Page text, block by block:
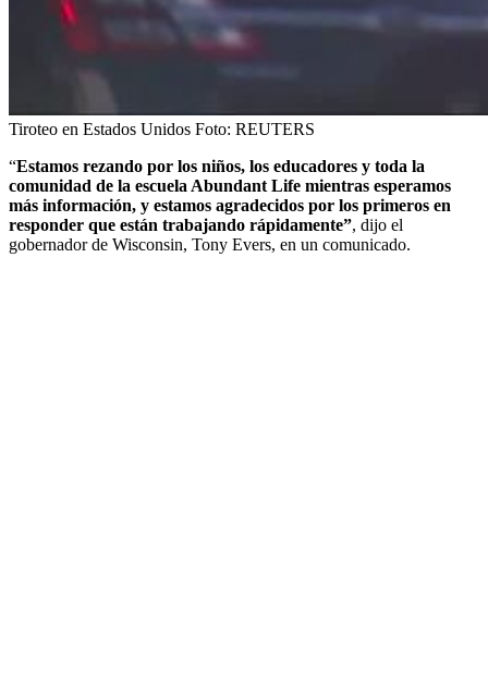
Tiroteo en Estados Unidos Foto: REUTERS
“Estamos rezando por los niños, los educadores y toda la
comunidad de la escuela Abundant Life mientras esperamos
más información, y estamos agradecidos por los primeros en
responder que están trabajando rápidamente”, dijo el
gobernador de Wisconsin, Tony Evers, en un comunicado.